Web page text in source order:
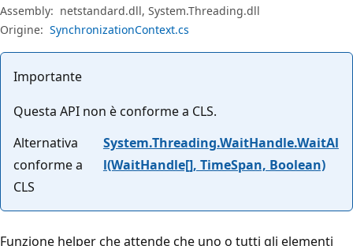
Assembly: netstandard.dll, System.Threading.dll
Origine: SynchronizationContext.cs
Importante
Questa API non è conforme a CLS.
Alternativa
conforme a
CLS
System.Threading.WaitHandle.WaitAl
l(WaitHandle[], TimeSpan, Boolean)
Funzione helper che attende che uno o tutti gli elementi